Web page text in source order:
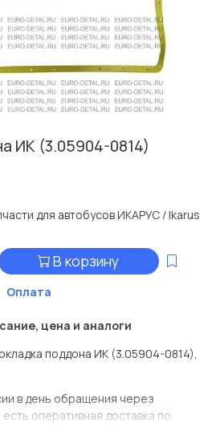
ИК (3.05904-0814)
для автобусов ИКАРУС / Ikarus
В корзину
Оплата
цена и аналоги
поддона ИК (3.05904-0814),
в день обращения через
оперативная доставка по